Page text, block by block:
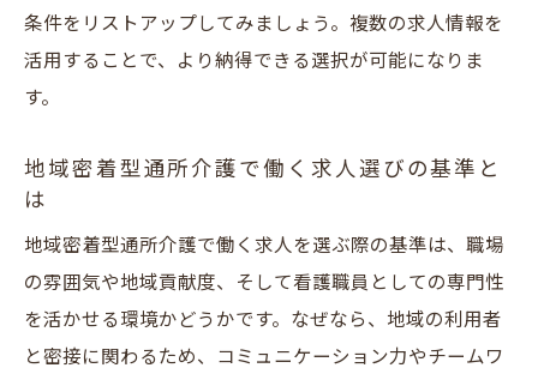
点
がい
看護職員が地域密着型通所介護で得られる
やりがい
安城市の通所介護求人で感じる仕事の魅力
条件をリストアップしてみましょう。複数の求人情報を
活用することで、より納得できる選択が可能になりま
す。
地域密着型通所介護で働く求人選びの基準と
は
地域密着型通所介護で働く求人を選ぶ際の基準は、職場
の雰囲気や地域貢献度、そして看護職員としての専門性
を活かせる環境かどうかです。なぜなら、地域の利用者
と密接に関わるため、コミュニケーション力やチームワ